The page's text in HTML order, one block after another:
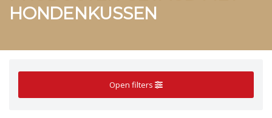
HONDENKUSSEN
Open filters